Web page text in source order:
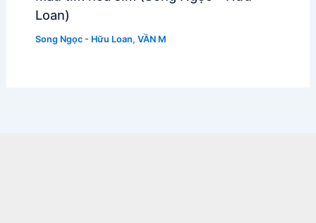
Loan)
Song Ngọc - Hữu Loan, VẦN M